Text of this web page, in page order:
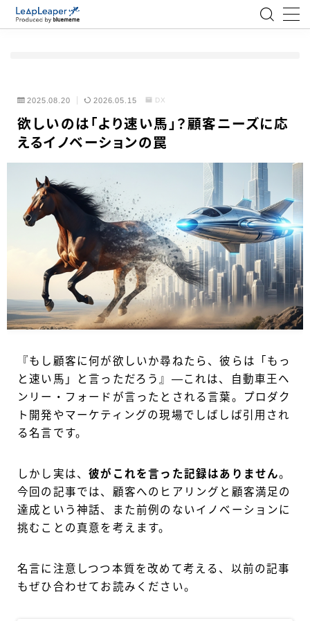
エンジニア
アジャイル
テクノロジー
BlueMeme
2025.08.20 2026.05.15 DX
欲しいのは「より速い馬」？顧客ニーズに応
えるイノベーションの罠
『もし顧客に何が欲しいか尋ねたら、彼らは「もっ
と速い馬」と言っただろう』―これは、自動車王ヘ
ンリー・フォードが言ったとされる言葉。プロダク
ト開発やマーケティングの現場でしばしば引用され
る名言です。
しかし実は、彼がこれを言った記録はありません。
今回の記事では、顧客へのヒアリングと顧客満足の
達成という神話、また前例のないイノベーションに
挑むことの真意を考えます。
名言に注意しつつ本質を改めて考える、以前の記事
もぜひ合わせてお読みください。